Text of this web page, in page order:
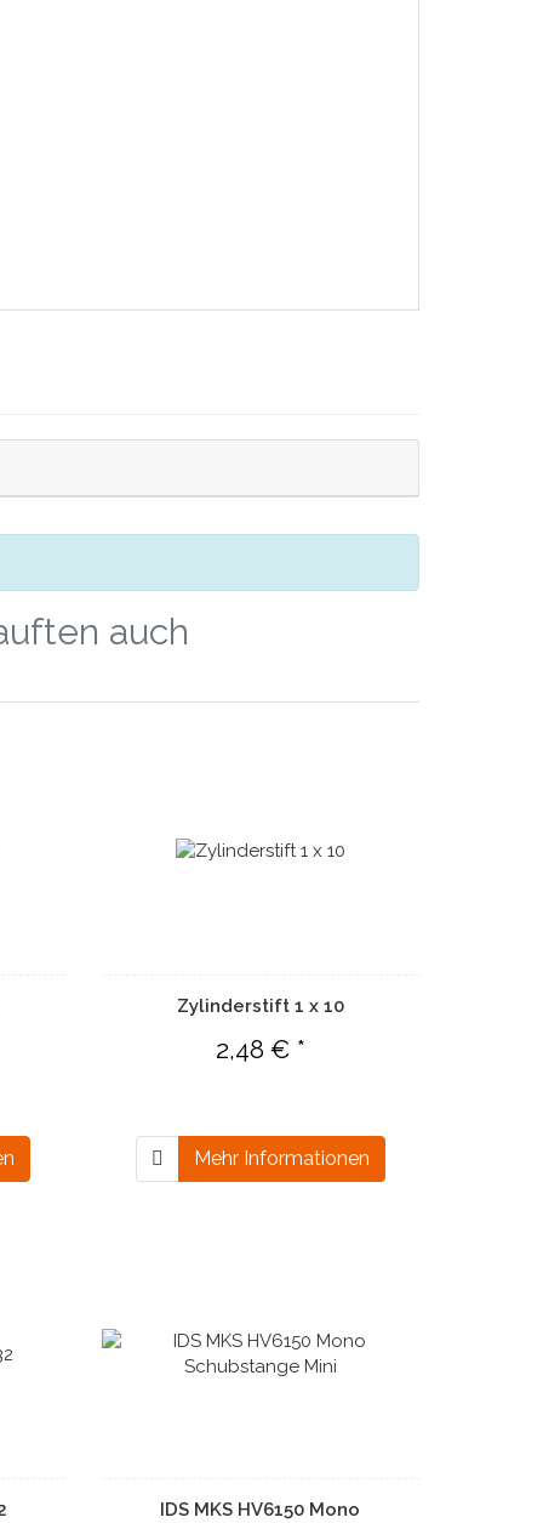
auch
Zylinderstift 1 x 10
2,48 € *
Mehr Informationen
IDS MKS HV6150 Mono